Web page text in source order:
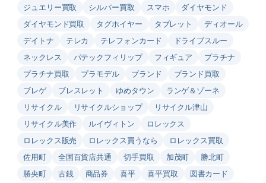
ジュエリー買取
シルバー買取 スマホ
ダイヤモンド
ダイヤモンド買取
タグホイヤー タブレット
ディオール
デイトナ
テレカ テレフォンカード
ドライブスルー
ネックレス
パテックフィリップ フィギュア
プラチナ
プラチナ買取
プラモデル ブランド
ブランド買取
ブレゲ
ブレスレット ゆめタウン
ランゲ＆ゾーネ
リサイクル
リサイクルショップ
リサイクル津山
リサイクル美作
ルイヴィトン
ロレックス
ロレックス販売
ロレックス買うなら
ロレックス買取
佐用町
全国百貨店共通 切手買取 加茂町
勝北町
勝央町
古銭 商品券 喜平 喜平買取
図書カード